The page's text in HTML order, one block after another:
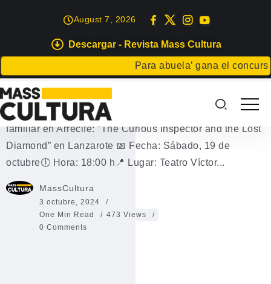
Descargar - Revista Mass Cultura
Para abuela’ gana el concurso
August 7, 2026
EVENTOS MASS CHINIJOS
Teatro musical familiar en Arrecife
Teatro musical familiar en Arrecife Teatro musical
familiar en Arrecife: “The Curious Inspector and the Lost
Diamond” en Lanzarote 📅 Fecha: Sábado, 19 de
octubre🕕 Hora: 18:00 h📍 Lugar: Teatro Víctor...
MassCultura
3 octubre, 2024
One Min Read
473 Views
0 Comments